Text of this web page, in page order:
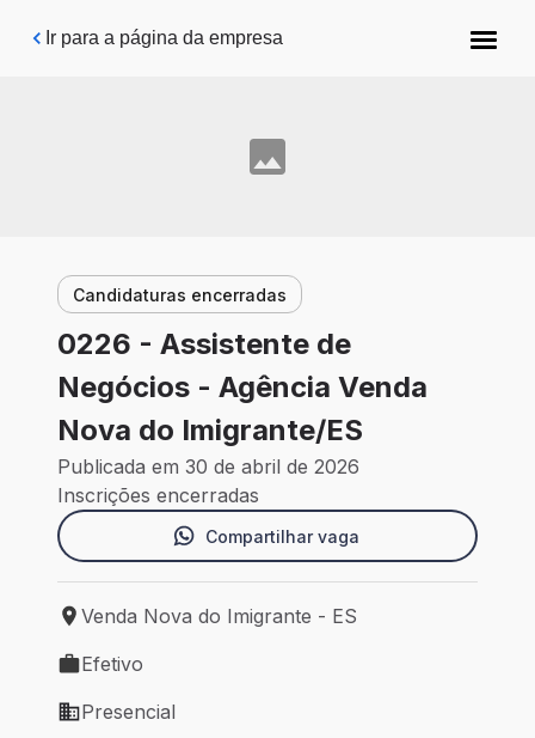
Pular para o conteúdo principal
Ir para a página da empresa
Candidaturas encerradas
0226 - Assistente de
Negócios - Agência Venda
Nova do Imigrante/ES
Publicada em 30 de abril de 2026
Inscrições encerradas
Compartilhar vaga
Local de trabalho: Venda Nova do Imigrante - ES
Venda Nova do Imigrante - ES
Tipo de vaga: Efetivo
Efetivo
Modelo de trabalho: Presencial
Presencial